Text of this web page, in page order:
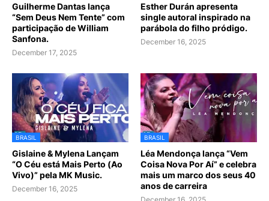
Guilherme Dantas lança
“Sem Deus Nem Tente” com
participação de William
Sanfona.
December 17, 2025
Esther Durán apresenta
single autoral inspirado na
parábola do filho pródigo.
December 16, 2025
BRASIL
Gislaine & Mylena Lançam
“O Céu está Mais Perto (Ao
Vivo)” pela MK Music.
December 16, 2025
BRASIL
Léa Mendonça lança “Vem
Coisa Nova Por Aí” e celebra
mais um marco dos seus 40
anos de carreira